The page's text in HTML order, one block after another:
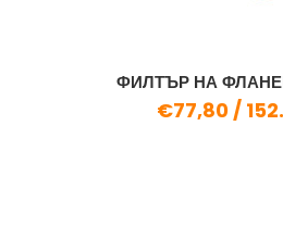
ФИЛТЪР НА
€77,80 /